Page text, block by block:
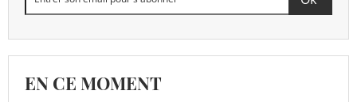
EN CE MOMENT